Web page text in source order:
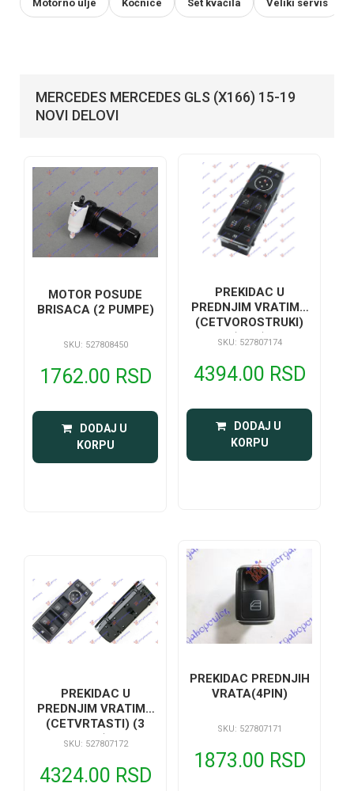
Motorno ulje Kočnice Set kvačila Veliki servis
MERCEDES MERCEDES GLS (X166) 15-19
NOVI DELOVI
MOTOR POSUDE
BRISACA (2 PUMPE)
SKU: 527808450
1762.00 RSD
DODAJ U
KORPU
PREKIDAC U
PREDNJIM VRATIMA
(CETVOROSTRUKI)
(3pin)
SKU: 527807174
4394.00 RSD
DODAJ U
KORPU
PREKIDAC U
PREDNJIM VRATIMA
(CETVRTASTI) (3
PIN)
SKU: 527807172
4324.00 RSD
PREKIDAC PREDNJIH
VRATA(4PIN)
SKU: 527807171
1873.00 RSD